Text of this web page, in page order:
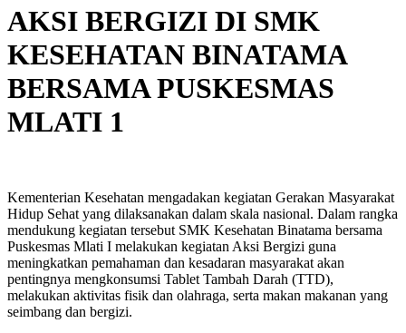
AKSI BERGIZI DI SMK
KESEHATAN BINATAMA
BERSAMA PUSKESMAS
MLATI 1
Kementerian Kesehatan mengadakan kegiatan Gerakan Masyarakat
Hidup Sehat yang dilaksanakan dalam skala nasional. Dalam rangka
mendukung kegiatan tersebut SMK Kesehatan Binatama bersama
Puskesmas Mlati I melakukan kegiatan Aksi Bergizi guna
meningkatkan pemahaman dan kesadaran masyarakat akan
pentingnya mengkonsumsi Tablet Tambah Darah (TTD),
melakukan aktivitas fisik dan olahraga, serta makan makanan yang
seimbang dan bergizi.